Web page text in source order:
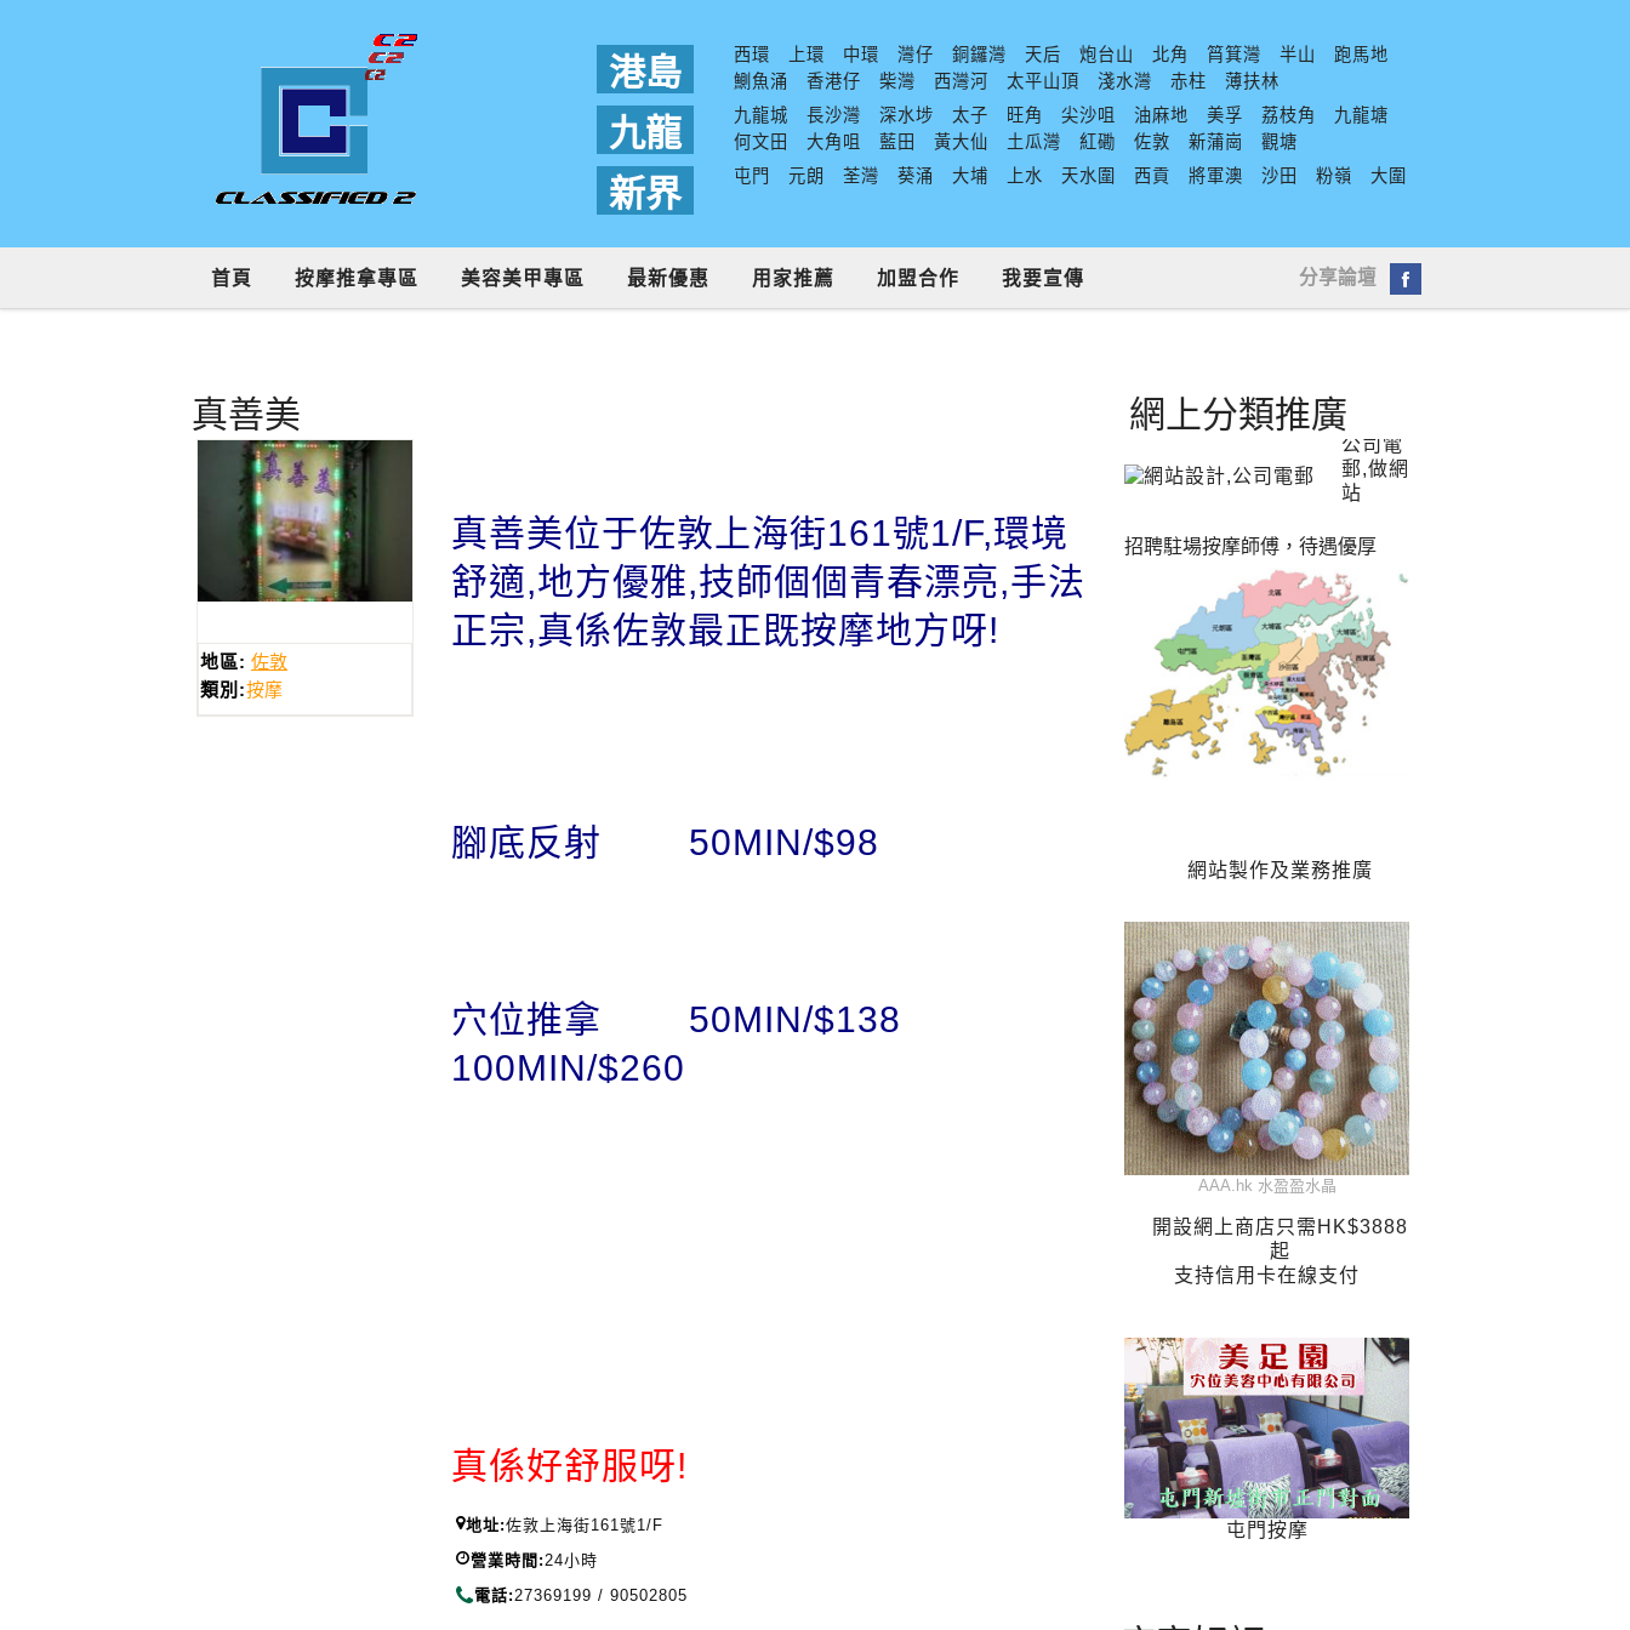
港島 西環 上環 中環 灣仔 銅鑼灣 天后 炮台山 北角 筲箕灣 半山
跑馬地
鰂魚涌
香港仔 柴灣 西灣河 太平山頂 淺水灣 赤柱 薄扶林
九龍 九龍城 長沙灣 深水埗 太子 旺角 尖沙咀 油麻地 美孚 荔枝角
九龍塘
何文田
大角咀 藍田 黃大仙 土瓜灣 紅磡 佐敦 新蒲崗 觀塘
新界 屯門 元朗 荃灣 葵涌 大埔 上水 天水圍 西貢 將軍澳 沙田 粉嶺 大圍
首頁 按摩推拿專區 美容美甲專區 最新優惠 用家推薦 加盟合作 我要宣傳 分享論壇
真善美
地區: 佐敦
類別:按摩
真善美位于佐敦上海街161號1/F,環境
舒適,地方優雅,技師個個青春漂亮,手法
正宗,真係佐敦最正既按摩地方呀!
腳底反射 50MIN/$98
穴位推拿 50MIN/$138
100MIN/$260
真係好舒服呀!
地址:佐敦上海街161號1/F
營業時間:24小時
電話:27369199 / 90502805
網上分類推廣
公司電
郵,做網
站
招聘駐場按摩師傅，待遇優厚
網站製作及業務推廣
AAA.hk 水盈盈水晶
開設網上商店只需HK$3888
起
支持信用卡在線支付
屯門按摩